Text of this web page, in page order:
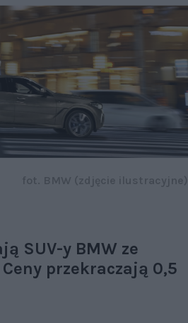
SUV-y BMW ze
przekraczają 0,5